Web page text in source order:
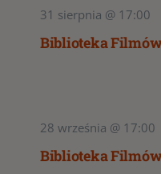
31 sierpnia @ 17:00
Biblioteka
28 września @ 17:00
Biblioteka